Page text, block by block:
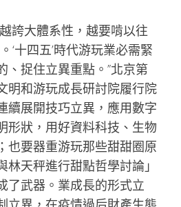
大體系性，越要啃以往
‘十四五’時代游玩業必需緊
、捉住立異重點。”北京第
明和游玩成長研討院履行院
續展開技巧立異，應用數字
形狀，用好資料科技、生物
也要器重游玩那些甜甜圈原
林天秤進行甜點哲學討論」
了武器。業成長的形式立